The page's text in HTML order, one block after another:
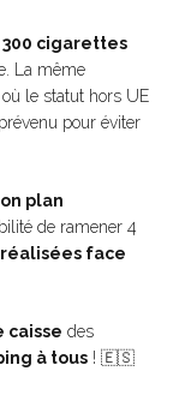
cigarettes
La même
où le statut hors UE
pour éviter
plan
de ramener 4
face
caisse des
à tous ! 🇪🇸